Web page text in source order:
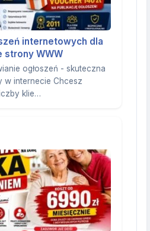
internetowych dla
+ Tanie strony WWW
ogłoszeń - skuteczna
w internecie Chcesz
klie…